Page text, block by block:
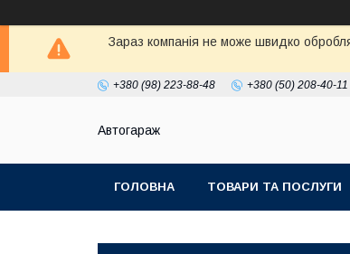
Зараз компанія не може швидко
+380 (98) 223-88-48 +380 (50) 208-40-11
Автогараж
ГОЛОВНА ТОВАРИ ТА ПОСЛУГИ